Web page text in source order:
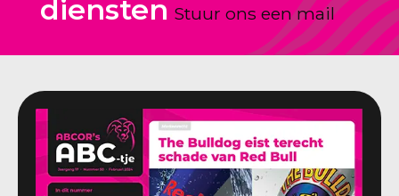
diensten Stuur ons een mail